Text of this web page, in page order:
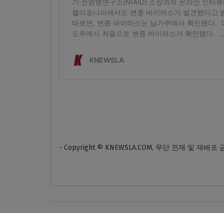
- Copyright © KNEWSLA.COM, 무단 전재 및 재배포